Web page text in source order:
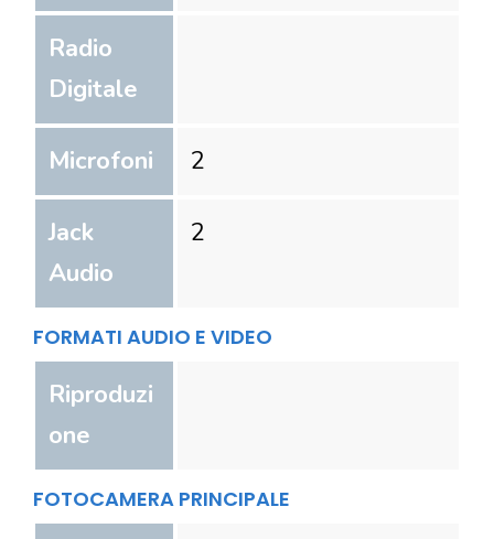
Radio
Digitale
Microfoni 2
Jack
Audio
2
FORMATI AUDIO E VIDEO
Riproduzi
one
FOTOCAMERA PRINCIPALE